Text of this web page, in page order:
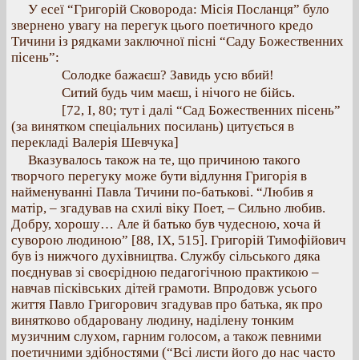
У есеї “Григорій Сковорода: Місія Посланця” було
звернено увагу на перегук цього поетичного кредо
Тичини із рядками заключної пісні “Саду Божественних
пісень”:
Солодке бажаєш? Завидь усю вбий!
Ситий будь чим маєш, і нічого не бійсь.
[72, І, 80; тут і далі “Сад Божественних пісень”
(за винятком спеціальних посилань) цитується в
перекладі Валерія Шевчука]
Вказувалось також на те, що причиною такого
творчого перегуку може бути відлуння Григорія в
найменуванні Павла Тичини по-батькові. “Любив я
матір, – згадував на схилі віку Поет, – Сильно любив.
Добру, хорошу… Але й батько був чудесною, хоча й
суворою людиною” [88, ІХ, 515]. Григорій Тимофійович
був із нижчого духівництва. Службу сільського дяка
поєднував зі своєрідною педагогічною практикою –
навчав пісківських дітей грамоти. Впродовж усього
життя Павло Григорович згадував про батька, як про
винятково обдаровану людину, наділену тонким
музичним слухом, гарним голосом, а також певними
поетичними здібностями (“Всі листи його до нас часто